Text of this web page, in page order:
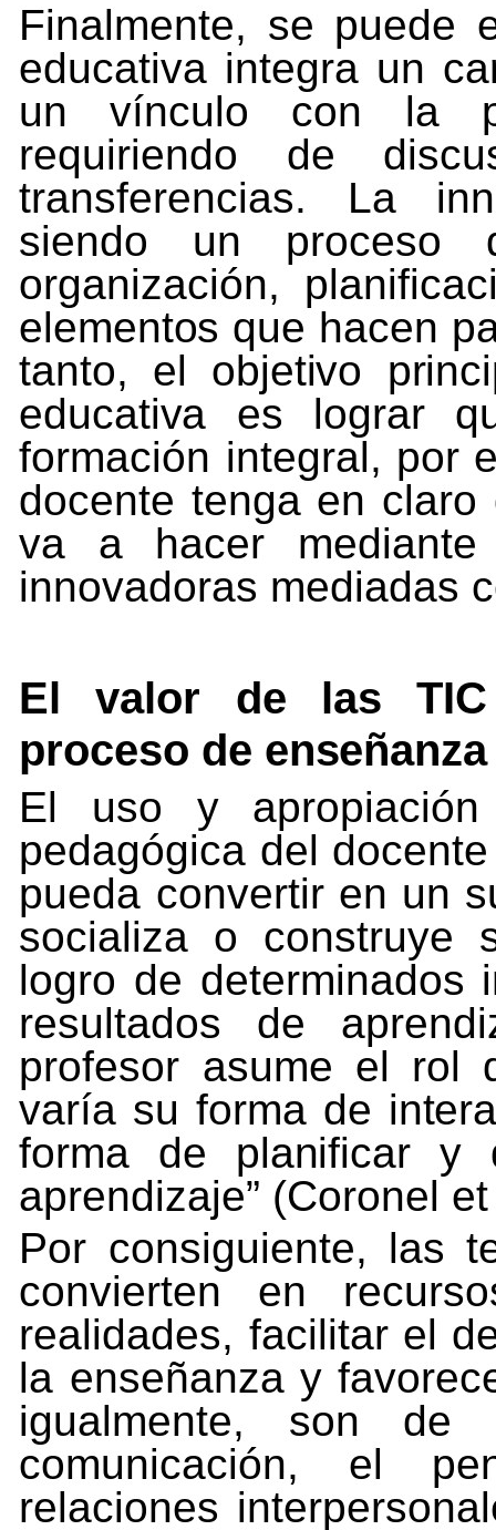
Finalmente, se puede
educativa integra un
un
vínculo con la
requiriendo de
transferencias. La
siendo
un proceso
organización,
elementos que hacen
tanto,
el objetivo
educativa es lograr
formación integral, por
docente tenga en claro
va a hacer
innovadoras mediadas
El valor de las
TIC
proceso de enseñanza
El uso y
apropiación
pedagógica del docente
pueda convertir en un
socializa o construye
logro de determinados
resultados de
profesor asume el
varía su forma de
forma
de planificar y
aprendizaje” (Coronel
Por consiguiente, las
convierten en
realidades, facilitar el
la enseñanza y
igualmente, son de
comunicación, el
relaciones